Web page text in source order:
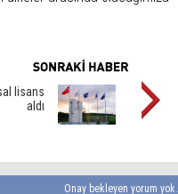
lisans
aldı
Onay bekleyen yorum yok.